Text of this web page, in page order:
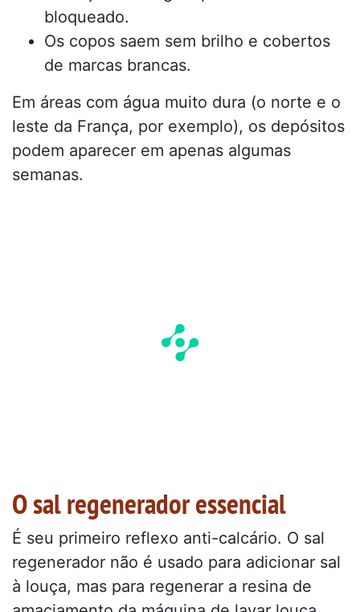
bloqueado.
Os copos saem sem brilho e cobertos
de marcas brancas.
Em áreas com água muito dura (o norte e o
leste da França, por exemplo), os depósitos
podem aparecer em apenas algumas
semanas.
O sal regenerador essencial
É seu primeiro reflexo anti-calcário. O sal
regenerador não é usado para adicionar sal
à louça, mas para regenerar a resina de